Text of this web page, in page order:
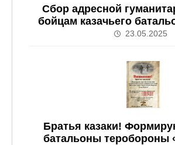
Сбор адресной
бойцам казачьего
23.05.2025
Братья казаки!
батальоны теробороны